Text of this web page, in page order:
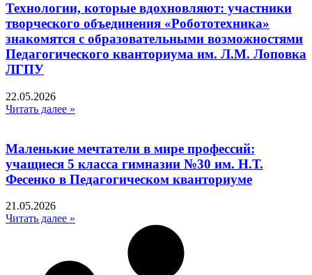
Технологии, которые вдохновляют: участники
творческого объединения «Робототехника»
знакомятся с образовательными возможностями
Педагогического кванториума им. Л.М. Лоповка
ЛГПУ
22.05.2026
Читать далее »
Маленькие мечтатели в мире профессий:
учащиеся 5 класса гимназии №30 им. Н.Т.
Фесенко в Педагогическом кванториуме
21.05.2026
Читать далее »